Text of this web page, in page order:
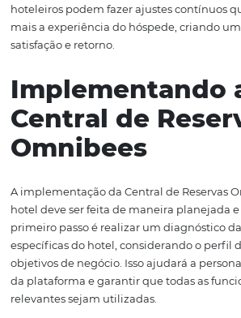
sucesso de um hotel. A Central de
apenas facilita o processo de
série de ferramentas que ajudam a
comunicação pós-estadia, a
destaquem na jornada do hóspede.
a capacidade de enviar mensagens
hóspedes antes, durante e após a
informações sobre check-in,
ou até mesmo a solicitação de
proativa demonstra cuidado e
experiência mais positiva.